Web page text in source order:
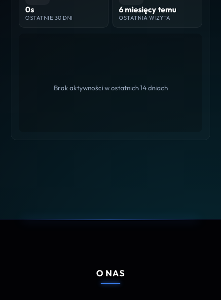
0s
OSTATNIE 30 DNI
6 miesięcy temu
OSTATNIA WIZYTA
Brak aktywności w ostatnich 14 dniach
O NAS